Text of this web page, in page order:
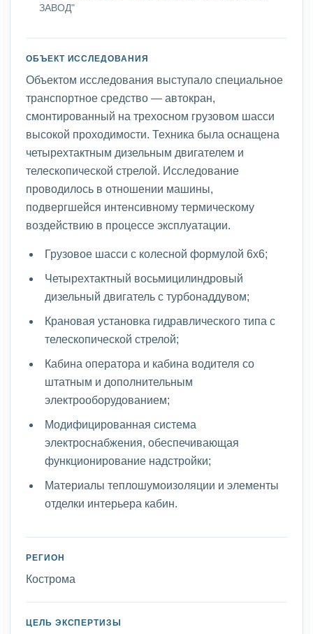
ЗАВОД"
ОБЪЕКТ ИССЛЕДОВАНИЯ
Объектом исследования выступало специальное
транспортное средство — автокран,
смонтированный на трехосном грузовом шасси
высокой проходимости. Техника была оснащена
четырехтактным дизельным двигателем и
телескопической стрелой. Исследование
проводилось в отношении машины,
подвергшейся интенсивному термическому
воздействию в процессе эксплуатации.
Грузовое шасси с колесной формулой 6х6;
Четырехтактный восьмицилиндровый
дизельный двигатель с турбонаддувом;
Крановая установка гидравлического типа с
телескопической стрелой;
Кабина оператора и кабина водителя со
штатным и дополнительным
электрооборудованием;
Модифицированная система
электроснабжения, обеспечивающая
функционирование надстройки;
Материалы теплошумоизоляции и элементы
отделки интерьера кабин.
РЕГИОН
Кострома
ЦЕЛЬ ЭКСПЕРТИЗЫ